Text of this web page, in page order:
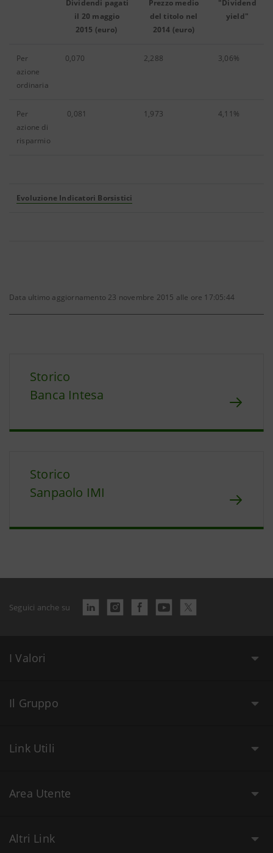
Dividendi pagati
il 20 maggio
2015 (euro)
Prezzo medio
del titolo nel
2014 (euro)
"Dividend
yield"
Per
azione
ordinaria
0,070 2,288 3,06%
Per
azione di
risparmio
0,081 1,973 4,11%
Evoluzione Indicatori Borsistici
Data ultimo aggiornamento 23 novembre 2015 alle ore 17:05:44
Storico
Banca Intesa
Storico
Sanpaolo IMI
Seguici anche su
I Valori
Il Gruppo
Link Utili
Area Utente
Altri Link